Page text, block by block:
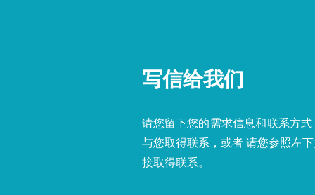
写信给我们
请您留下您的需求信息和联系方
与您取得联系，或者 请您参照左
接取得联系。